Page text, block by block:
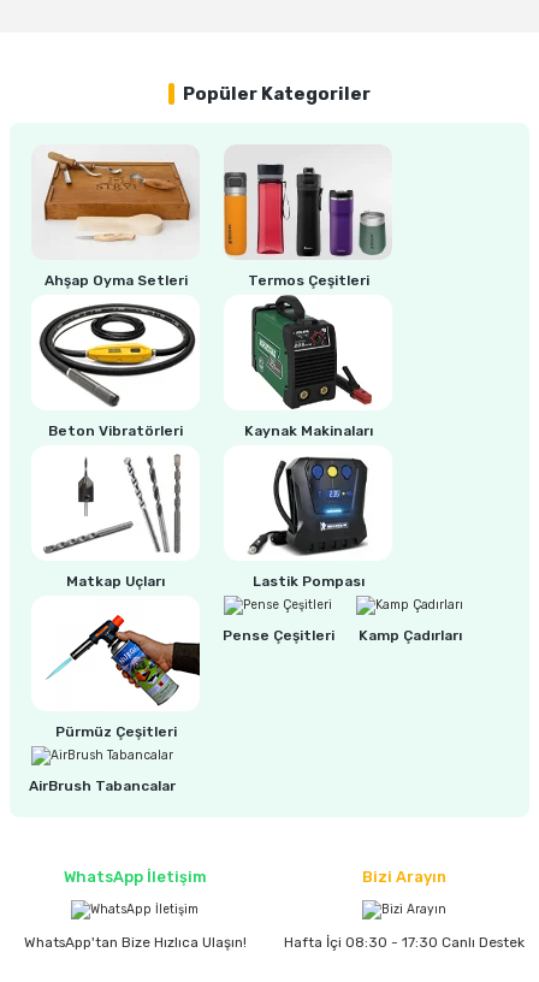
Popüler Kategoriler
Ahşap Oyma Setleri Termos Çeşitleri
Beton Vibratörleri Kaynak Makinaları
Matkap Uçları Lastik Pompası
Pürmüz Çeşitleri
Pense Çeşitleri Kamp Çadırları
AirBrush Tabancalar
WhatsApp İletişim
WhatsApp'tan Bize Hızlıca Ulaşın!
Bizi Arayın
Hafta İçi 08:30 - 17:30 Canlı Destek